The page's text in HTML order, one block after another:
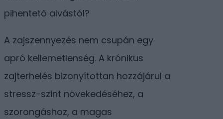
pihentető alvástól?
A zajszennyezés nem csupán egy
apró kellemetlenség. A krónikus
zajterhelés bizonyítottan hozzájárul a
stressz-szint növekedéséhez, a
szorongáshoz, a magas